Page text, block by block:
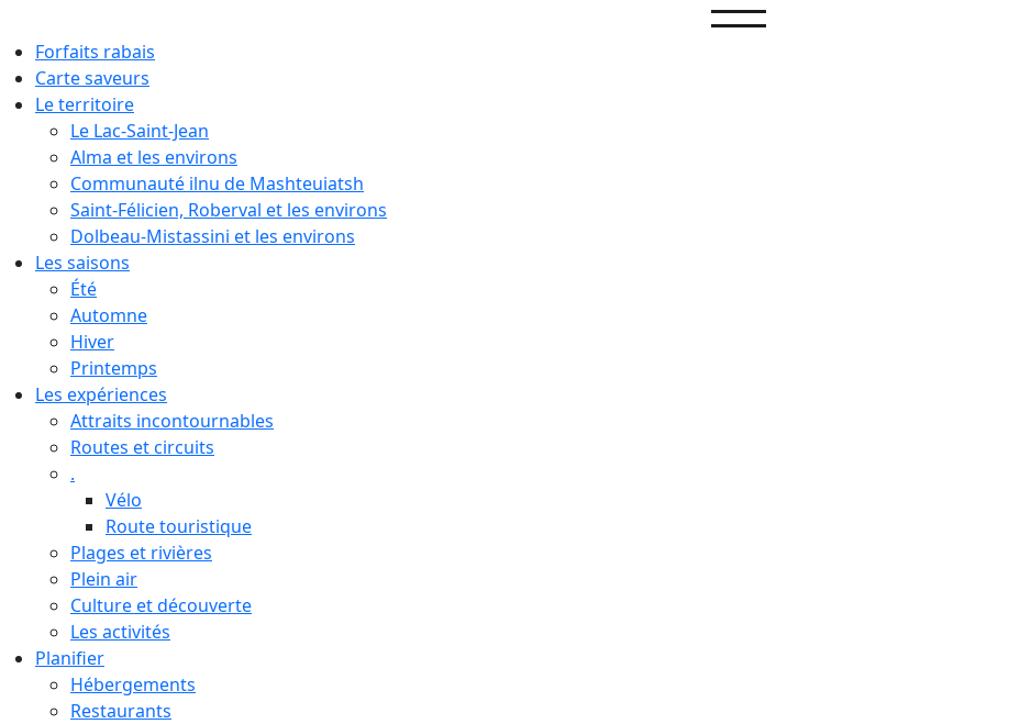
Forfaits rabais
Carte saveurs
Le territoire
Le Lac-Saint-Jean
Alma et les environs
Communauté ilnu de Mashteuiatsh
Saint-Félicien, Roberval et les environs
Dolbeau-Mistassini et les environs
Les saisons
Été
Automne
Hiver
Printemps
Les expériences
Attraits incontournables
Routes et circuits
.
Vélo
Route touristique
Plages et rivières
Plein air
Culture et découverte
Les activités
Planifier
Hébergements
Restaurants